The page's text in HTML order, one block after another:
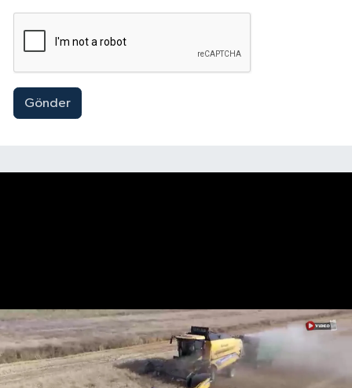
Gönder